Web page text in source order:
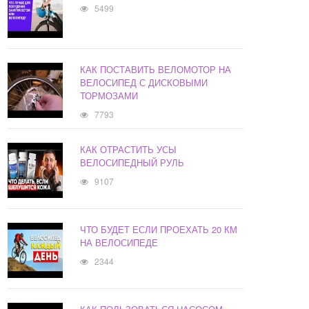
5499
КАК ПОСТАВИТЬ ВЕЛОМОТОР НА
ВЕЛОСИПЕД С ДИСКОВЫМИ
ТОРМОЗАМИ
7793
КАК ОТРАСТИТЬ УСЫ
ВЕЛОСИПЕДНЫЙ РУЛЬ
9107
ЧТО БУДЕТ ЕСЛИ ПРОЕХАТЬ 20 КМ
НА ВЕЛОСИПЕДЕ
2344